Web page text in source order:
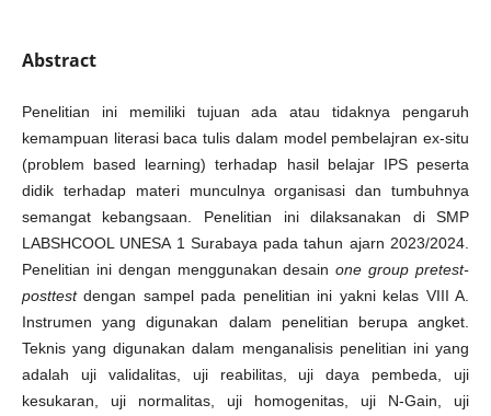
Abstract
Penelitian ini memiliki tujuan ada atau tidaknya pengaruh
kemampuan literasi baca tulis dalam model pembelajran ex-situ
(problem based learning) terhadap hasil belajar IPS peserta
didik terhadap materi munculnya organisasi dan tumbuhnya
semangat kebangsaan. Penelitian ini dilaksanakan di SMP
LABSHCOOL UNESA 1 Surabaya pada tahun ajarn 2023/2024.
Penelitian ini dengan menggunakan desainone group pretest-
posttestdengan sampel pada penelitian ini yakni kelas VIII A.
Instrumen yang digunakan dalam penelitian berupa angket.
Teknis yang digunakan dalam menganalisis penelitian ini yang
adalah uji validalitas, uji reabilitas, uji daya pembeda, uji
kesukaran, uji normalitas, uji homogenitas, uji N-Gain, uji